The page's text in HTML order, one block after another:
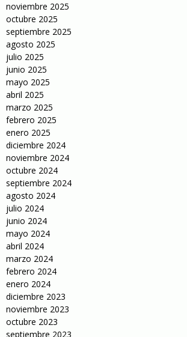
noviembre 2025
octubre 2025
septiembre 2025
agosto 2025
julio 2025
junio 2025
mayo 2025
abril 2025
marzo 2025
febrero 2025
enero 2025
diciembre 2024
noviembre 2024
octubre 2024
septiembre 2024
agosto 2024
julio 2024
junio 2024
mayo 2024
abril 2024
marzo 2024
febrero 2024
enero 2024
diciembre 2023
noviembre 2023
octubre 2023
septiembre 2023